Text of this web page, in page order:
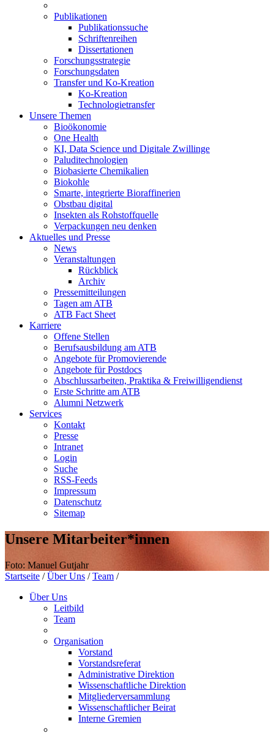
Publikationen
Publikationssuche
Schriftenreihen
Dissertationen
Forschungsstrategie
Forschungsdaten
Transfer und Ko-Kreation
Ko-Kreation
Technologietransfer
Unsere Themen
Bioökonomie
One Health
KI, Data Science und Digitale Zwillinge
Paluditechnologien
Biobasierte Chemikalien
Biokohle
Smarte, integrierte Bioraffinerien
Obstbau digital
Insekten als Rohstoffquelle
Verpackungen neu denken
Aktuelles und Presse
News
Veranstaltungen
Rückblick
Archiv
Pressemitteilungen
Tagen am ATB
ATB Fact Sheet
Karriere
Offene Stellen
Berufsausbildung am ATB
Angebote für Promovierende
Angebote für Postdocs
Abschlussarbeiten, Praktika & Freiwilligendienst
Erste Schritte am ATB
Alumni Netzwerk
Services
Kontakt
Presse
Intranet
Login
Suche
RSS-Feeds
Impressum
Datenschutz
Sitemap
Unsere Mitarbeiter*innen
Foto: Manuel Gutjahr
Startseite / Über Uns / Team /
Über Uns
Leitbild
Team
Organisation
Vorstand
Vorstandsreferat
Administrative Direktion
Wissenschaftliche Direktion
Mitgliederversammlung
Wissenschaftlicher Beirat
Interne Gremien